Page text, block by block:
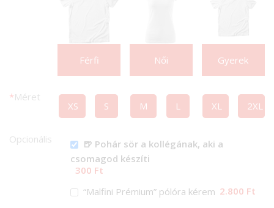
Férfi Női Gyerek
*Méret
XS S M L XL 2XL
Opcionális
🍺 Pohár sör a kollégának, aki a
csomagod készíti
300 Ft
“Malfini Prémium” pólóra kérem 2.800 Ft